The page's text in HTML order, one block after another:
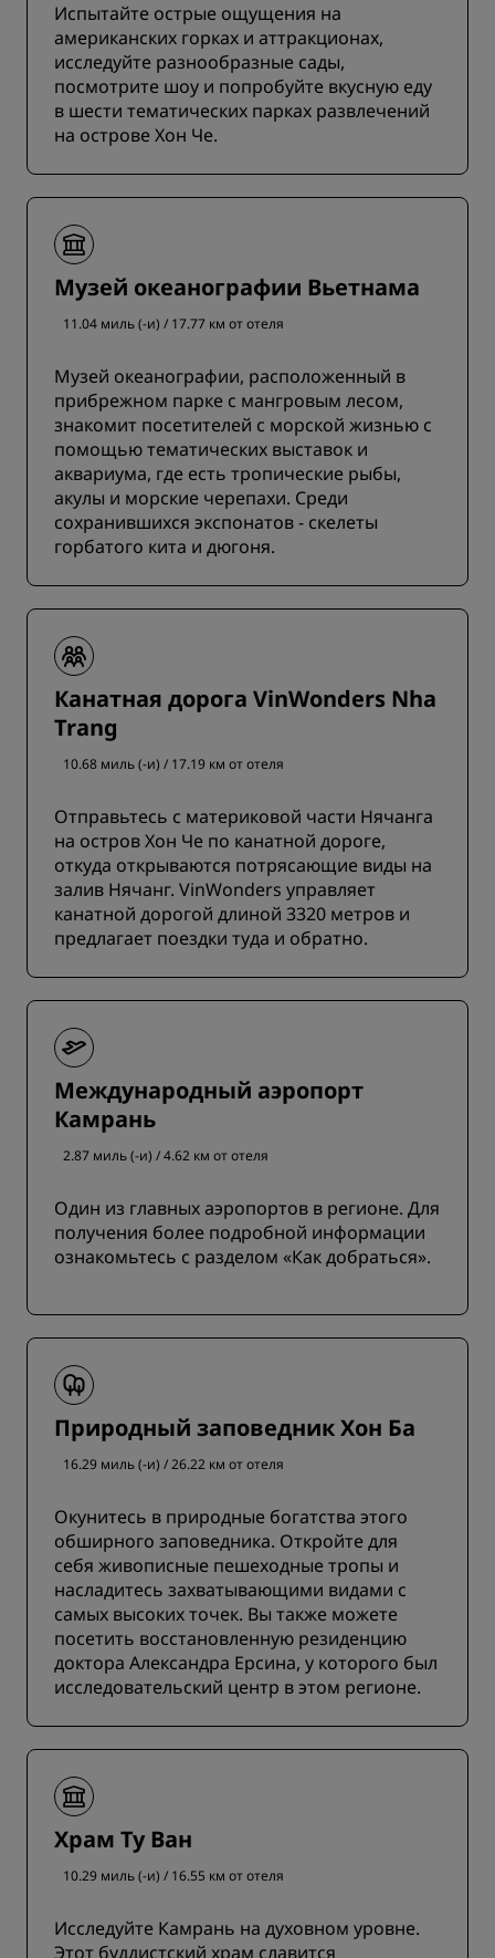
Испытайте острые ощущения на
американских горках и аттракционах,
исследуйте разнообразные сады,
посмотрите шоу и попробуйте вкусную еду
в шести тематических парках развлечений
на острове Хон Че.
Музей океанографии Вьетнама
11.04 миль (-и) / 17.77 км от отеля
Музей океанографии, расположенный в
прибрежном парке с мангровым лесом,
знакомит посетителей с морской жизнью с
помощью тематических выставок и
аквариума, где есть тропические рыбы,
акулы и морские черепахи. Среди
сохранившихся экспонатов - скелеты
горбатого кита и дюгоня.
Канатная дорога VinWonders Nha
Trang
10.68 миль (-и) / 17.19 км от отеля
Отправьтесь с материковой части Нячанга
на остров Хон Че по канатной дороге,
откуда открываются потрясающие виды на
залив Нячанг. VinWonders управляет
канатной дорогой длиной 3320 метров и
предлагает поездки туда и обратно.
Международный аэропорт
Камрань
2.87 миль (-и) / 4.62 км от отеля
Один из главных аэропортов в регионе. Для
получения более подробной информации
ознакомьтесь с разделом «Как добраться».
Природный заповедник Хон Ба
16.29 миль (-и) / 26.22 км от отеля
Окунитесь в природные богатства этого
обширного заповедника. Откройте для
себя живописные пешеходные тропы и
насладитесь захватывающими видами с
самых высоких точек. Вы также можете
посетить восстановленную резиденцию
доктора Александра Ерсина, у которого был
исследовательский центр в этом регионе.
Храм Ту Ван
10.29 миль (-и) / 16.55 км от отеля
Исследуйте Камрань на духовном уровне.
Этот буддистский храм славится